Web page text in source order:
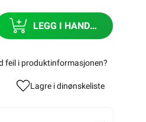
LEGG I HANDLEKURV
feil i produktinformasjonen?
Lagre i dinønskeliste